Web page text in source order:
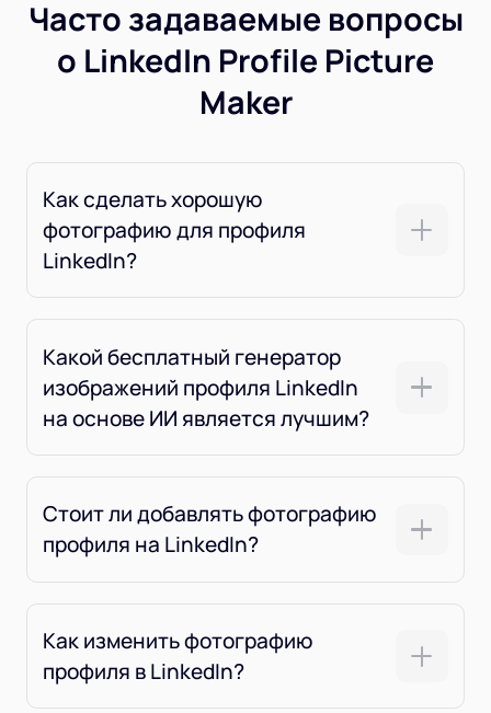
Часто задаваемые вопросы
о LinkedIn Profile Picture
Maker
Как сделать хорошую
фотографию для профиля
LinkedIn?
Какой бесплатный генератор
изображений профиля LinkedIn
на основе ИИ является лучшим?
Стоит ли добавлять фотографию
профиля на LinkedIn?
Как изменить фотографию
профиля в LinkedIn?